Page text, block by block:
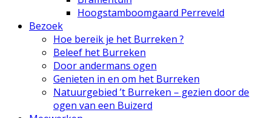
Hoogstamboomgaard Perreveld
Bezoek
Hoe bereik je het Burreken ?
Beleef het Burreken
Door andermans ogen
Genieten in en om het Burreken
Natuurgebied ’t Burreken – gezien door de
ogen van een Buizerd